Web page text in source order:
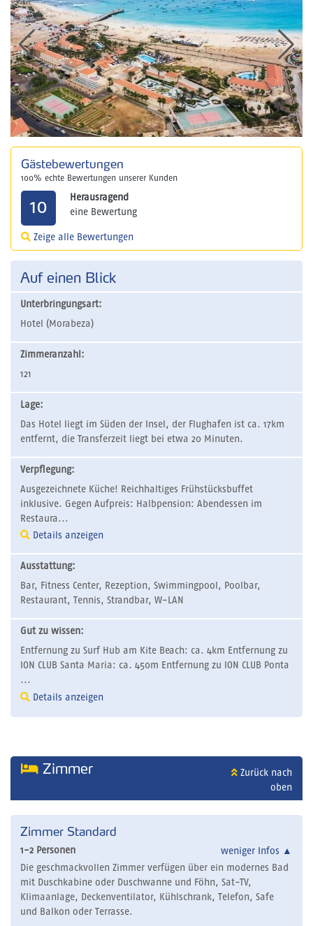
Gästebewertungen
100% echte Bewertungen unserer Kunden
10
Herausragend
eine Bewertung
Zeige alle Bewertungen
Auf einen Blick
Unterbringungsart:
Hotel (Morabeza)
Zimmeranzahl:
121
Lage:
Das Hotel liegt im Süden der Insel, der Flughafen ist ca. 17km
entfernt, die Transferzeit liegt bei etwa 20 Minuten.
Verpflegung:
Ausgezeichnete Küche! Reichhaltiges Frühstücksbuffet
inklusive. Gegen Aufpreis: Halbpension: Abendessen im
Restaura...
Details anzeigen
Ausstattung:
Bar, Fitness Center, Rezeption, Swimmingpool, Poolbar,
Restaurant, Tennis, Strandbar, W-LAN
Gut zu wissen:
Entfernung zu Surf Hub am Kite Beach: ca. 4km Entfernung zu
ION CLUB Santa Maria: ca. 450m Entfernung zu ION CLUB Ponta
...
Details anzeigen
Zimmer
Zurück nach
oben
Zimmer Standard
1-2 Personen weniger Infos ▲
Die geschmackvollen Zimmer verfügen über ein modernes Bad
mit Duschkabine oder Duschwanne und Föhn, Sat-TV,
Klimaanlage, Deckenventilator, Kühlschrank, Telefon, Safe
und Balkon oder Terrasse.